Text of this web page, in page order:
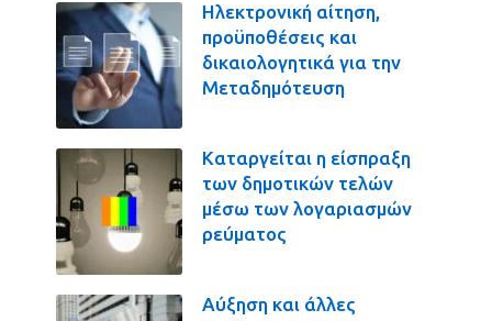
Ηλεκτρονική αίτηση,
προϋποθέσεις και
δικαιολογητικά για την
Μεταδημότευση
Καταργείται η είσπραξη
των δημοτικών τελών
μέσω των λογαριασμών
ρεύματος
Αύξηση και άλλες